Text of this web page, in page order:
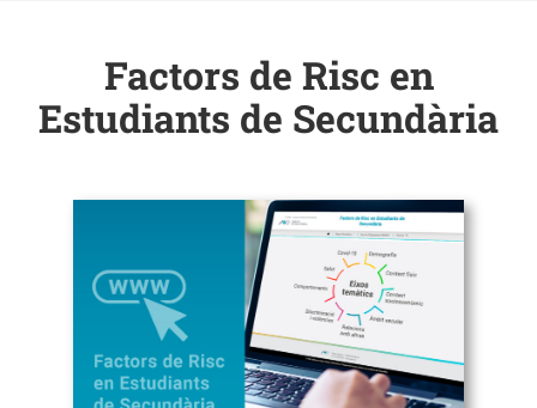
Factors de Risc en
Estudiants de Secundària